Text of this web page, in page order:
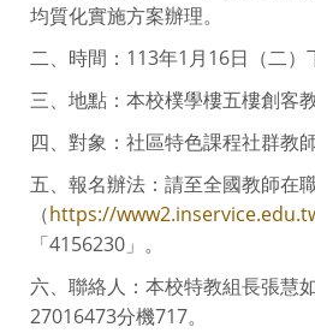
均質化實施方案辦理。
二、時間：113年1月16日（二）
三、地點：本校樸學樓五樓創客教
四、對象：社區特色課程社群教師
五、報名辦法：請至全國教師在
（https://
「4156230」。
六、聯絡人：本校特教組長張慧
27016473分機717。